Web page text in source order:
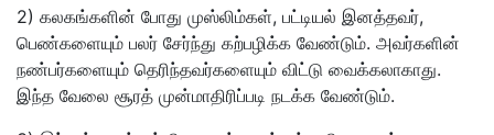
2) கலகங்களின் போது முஸ்லிம்கள், பட்டியல் இனத்தவர்,
பெண்களையும் பலர் சேர்ந்து கற்பழிக்க வேண்டும். அவர்களின்
நண்பர்களையும் தெரிந்தவர்களையும் விட்டு வைக்கலாகாது.
இந்த வேலை சூரத் முன்மாதிரிப்படி நடக்க வேண்டும்.